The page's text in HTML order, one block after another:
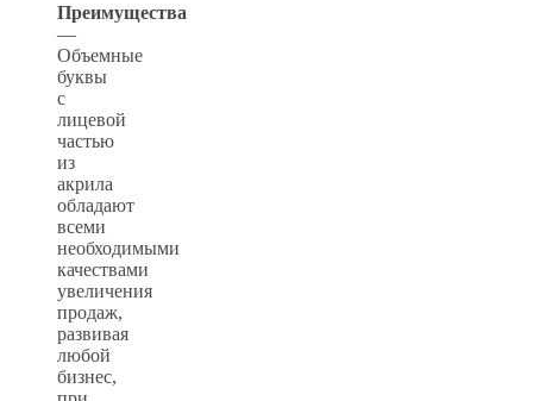
Преимущества
—
Объемные
буквы
с
лицевой
частью
из
акрила
обладают
всеми
необходимыми
качествами
увеличения
продаж,
развивая
любой
бизнес,